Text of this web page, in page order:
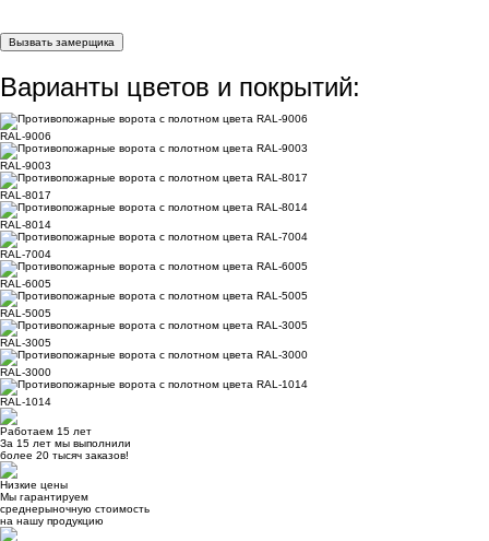
Вызвать замерщика
Варианты цветов и покрытий:
RAL-9006
RAL-9003
RAL-8017
RAL-8014
RAL-7004
RAL-6005
RAL-5005
RAL-3005
RAL-3000
RAL-1014
Работаем 15 лет
За 15 лет мы выполнили
более 20 тысяч заказов!
Низкие цены
Мы гарантируем
среднерыночную стоимость
на нашу продукцию